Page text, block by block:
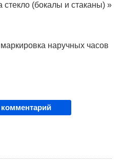
стекло (бокалы и стаканы) »
наручных часов